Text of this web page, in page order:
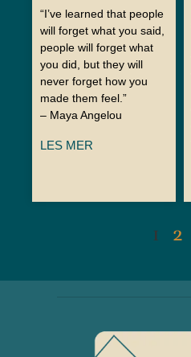
“I’ve learned that people
will forget what you said,
people will forget what
you did, but they will
never forget how you
made them feel.”
– Maya Angelou
LES MER
1 2